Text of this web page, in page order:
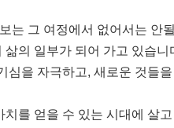
는 그 여정에서 없어서는 안
의 일부가 되어 가고 있습니
을 자극하고, 새로운 것들
를 얻을 수 있는 시대에 살